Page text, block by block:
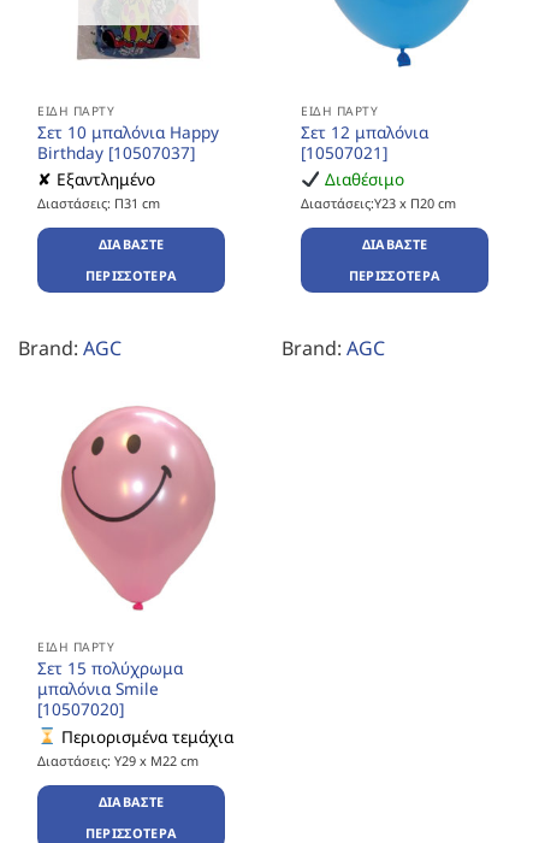
ΕΊΔΗ ΠΆΡΤΥ
Σετ 10 μπαλόνια Happy
Birthday [10507037]
✘ Εξαντλημένο
Διαστάσεις: Π31 cm
ΔΙΑΒΆΣΤΕ
ΠΕΡΙΣΣΌΤΕΡΑ
Brand: AGC
ΕΊΔΗ ΠΆΡΤΥ
Σετ 12 μπαλόνια
[10507021]
Διαθέσιμο
Διαστάσεις:Υ23 x Π20 cm
ΔΙΑΒΆΣΤΕ
ΠΕΡΙΣΣΌΤΕΡΑ
Brand: AGC
ΕΊΔΗ ΠΆΡΤΥ
Σετ 15 πολύχρωμα
μπαλόνια Smile
[10507020]
Περιορισμένα τεμάχια
Διαστάσεις: Υ29 x Μ22 cm
ΔΙΑΒΆΣΤΕ
ΠΕΡΙΣΣΌΤΕΡΑ